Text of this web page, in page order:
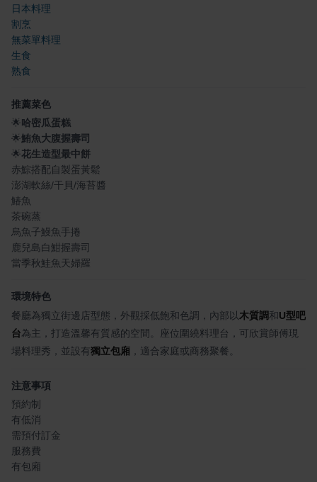
日本料理
割烹
無菜單料理
生食
熟食
推薦菜色
🌟哈密瓜蛋糕
🌟鮪魚大腹握壽司
🌟花生造型最中餅
赤鯮搭配自製蛋黃鬆
澎湖軟絲/干貝/海苔醬
鰆魚
茶碗蒸
烏魚子鰻魚手捲
鹿兒島白魽握壽司
當季秋鮭魚天婦羅
環境特色
餐廳為獨立街邊店型態，外觀採低飽和色調，內部以木質調和U型吧
台為主，打造溫馨有質感的空間。座位圍繞料理台，可欣賞師傅現
場料理秀，並設有獨立包廂 ，適合家庭或商務聚餐。
注意事項
預約制
有低消
需預付訂金
服務費
有包廂